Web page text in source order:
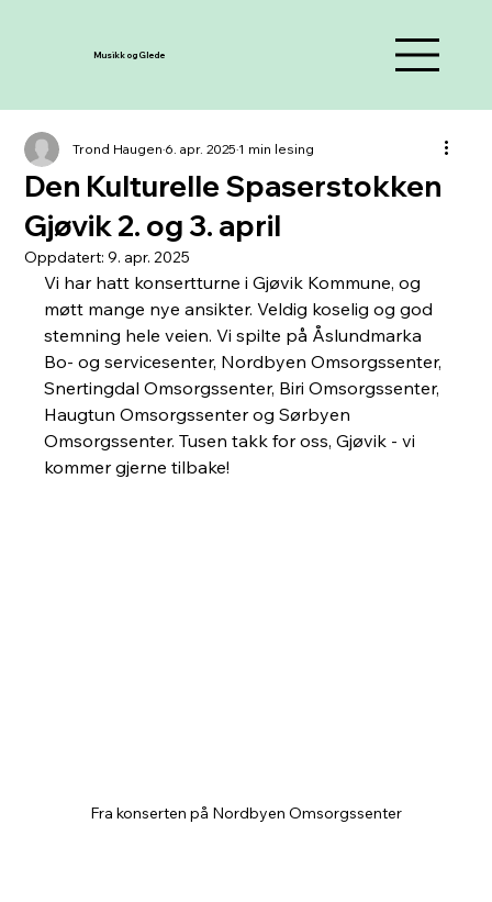
Musikk og Glede
Den Kulturelle Spaserstokken
Gjøvik 2. og 3. april
Trond Haugen6. apr. 20251 min lesing
Oppdatert:9. apr. 2025
Vi har hatt konsertturne i Gjøvik Kommune, og
møtt mange nye ansikter. Veldig koselig og god
stemning hele veien. Vi spilte på Åslundmarka
Bo- og servicesenter, Nordbyen Omsorgssenter,
Snertingdal Omsorgssenter, Biri Omsorgssenter,
Haugtun Omsorgssenter og Sørbyen
Omsorgssenter. Tusen takk for oss, Gjøvik - vi
kommer gjerne tilbake!
Fra konserten på Nordbyen Omsorgssenter